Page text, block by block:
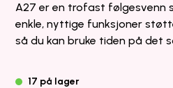
A27 er en trofast følgesvenn
enkle, nyttige funksjoner
så du kan bruke tiden på det
17 på lager